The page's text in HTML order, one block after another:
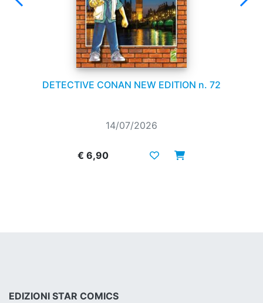
DETECTIVE CONAN NEW EDITION n. 72
14/07/2026
€ 6,90
EDIZIONI STAR COMICS